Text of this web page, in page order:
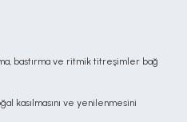
bastırma ve ritmik titreşimler bağ
kasılmasını ve yenilenmesini